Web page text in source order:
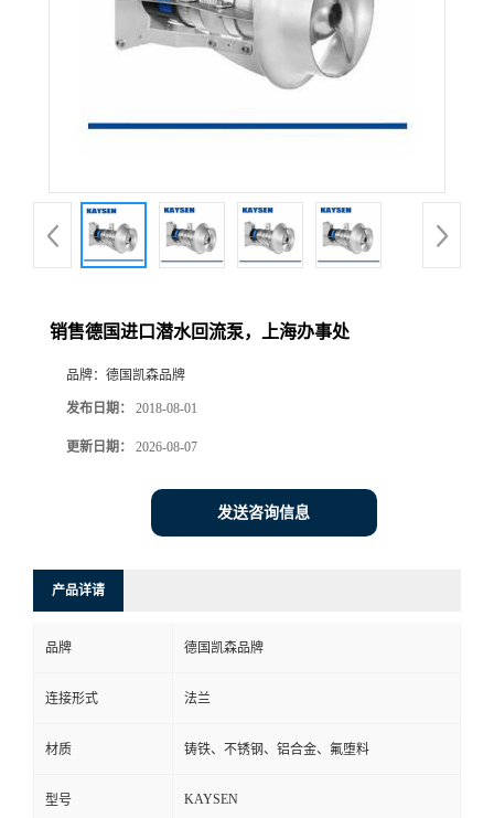
销售德国进口潜水回流泵，上海办事处
品牌： 德国凯森品牌
发布日期： 2018-08-01
更新日期： 2026-08-07
发送咨询信息
产品详请
品牌 德国凯森品牌
连接形式 法兰
材质 铸铁、不锈钢、铝合金、氟堕料
型号 KAYSEN